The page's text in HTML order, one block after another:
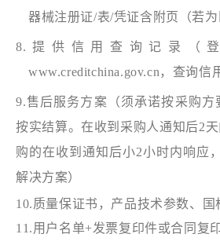
器械注册证/表/凭证含附页（若为
8.提供信用查询记录（
www.creditchina.gov.cn，查询信
9.售后服务方案（须承诺按采购方
按实结算。在收到采购人通知后2
购的在收到通知后小2小时内响应
解决方案）
10.质量保证书，产品技术参数、国
11.用户名单+发票复印件或合同复